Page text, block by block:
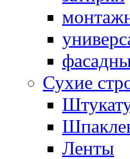
Сухие
Ленты